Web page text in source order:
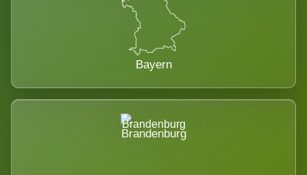
Bayern
Brandenburg